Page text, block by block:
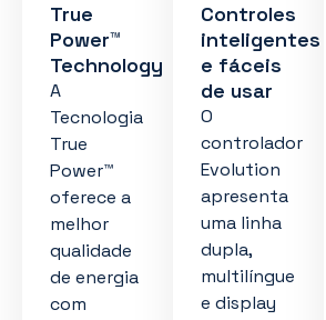
True
Power™
Technology
A
Tecnologia
True
Power™
oferece a
melhor
qualidade
de energia
com
Controles
inteligentes
e fáceis
de usar
O
controlador
Evolution
apresenta
uma linha
dupla,
multilíngue
e display